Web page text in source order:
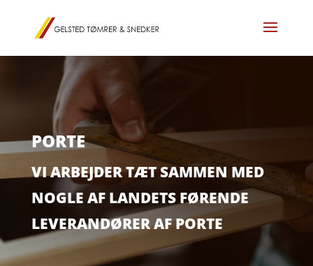
PORTE
VI ARBEJDER TÆT SAMMEN MED
NOGLE AF LANDETS FØRENDE
LEVERANDØRER AF PORTE